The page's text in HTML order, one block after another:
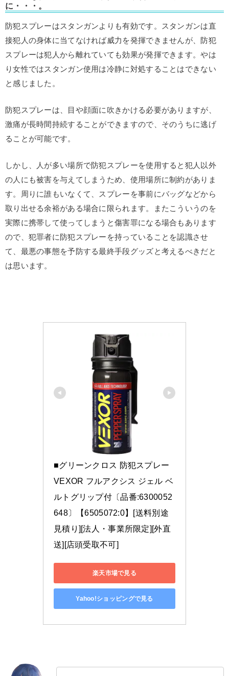
に・・・。
防犯スプレーはスタンガンよりも有効です。スタンガンは直
接犯人の身体に当てなければ威力を発揮できませんが、防犯
スプレーは犯人から離れていても効果が発揮できます。やは
り女性ではスタンガン使用は冷静に対処することはできない
と感じました。
防犯スプレーは、目や顔面に吹きかける必要がありますが、
激痛が長時間持続することができますので、そのうちに逃げ
ることが可能です。
しかし、人が多い場所で防犯スプレーを使用すると犯人以外
の人にも被害を与えてしまうため、使用場所に制約がありま
す。周りに誰もいなくて、スプレーを事前にバッグなどから
取り出せる余裕がある場合に限られます。またこういうのを
実際に携帯して使ってしまうと傷害罪になる場合もあります
ので、犯罪者に防犯スプレーを持っていることを認識させ
て、最悪の事態を予防する最終手段グッズと考えるべきだと
は思います。
■グリーンクロス 防犯スプレー
VEXOR フルアクシス ジェル ベ
ルトグリップ付〔品番:6300052
648〕【6505072:0】[送料別途
見積り][法人・事業所限定][外直
送][店頭受取不可]
楽天市場で見る
Yahoo!ショッピングで見る